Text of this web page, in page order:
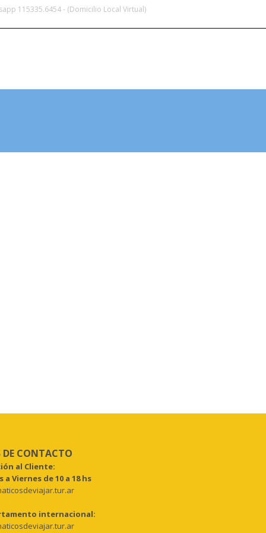
115335.6454 - (Domicilio Local Virtual)
DE CONTACTO
al Cliente:
a Viernes de 10 a 18 hs
internacional: